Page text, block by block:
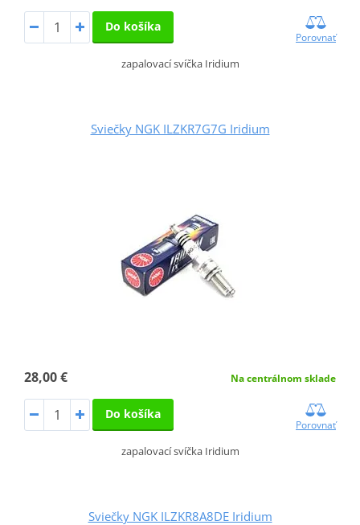
Do košíka
Porovnať
zapalovací svíčka Iridium
Sviečky NGK ILZKR7G7G Iridium
28,00 € Na centrálnom sklade
Do košíka
Porovnať
zapalovací svíčka Iridium
Sviečky NGK ILZKR8A8DE Iridium